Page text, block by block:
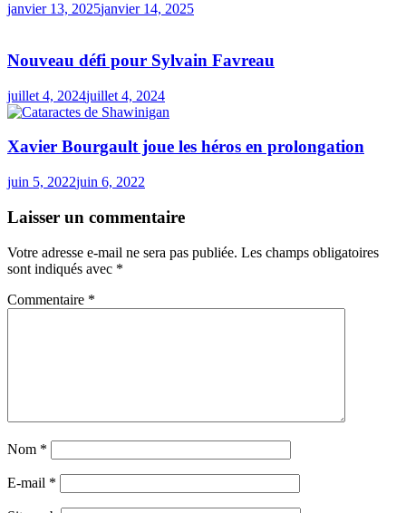
janvier 13, 2025janvier 14, 2025
Nouveau défi pour Sylvain Favreau
juillet 4, 2024juillet 4, 2024
Xavier Bourgault joue les héros en prolongation
juin 5, 2022juin 6, 2022
Laisser un commentaire
Votre adresse e-mail ne sera pas publiée. Les champs obligatoires
sont indiqués avec *
Commentaire *
Nom *
E-mail *